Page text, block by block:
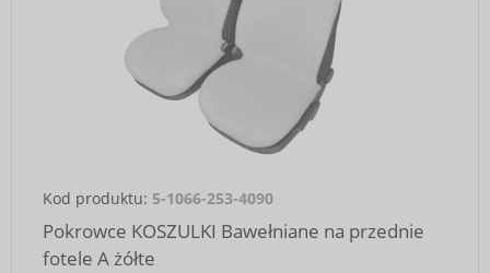
Kod produktu: 5-1066-253-4090
Pokrowce KOSZULKI Bawełniane na przednie
fotele A żółte